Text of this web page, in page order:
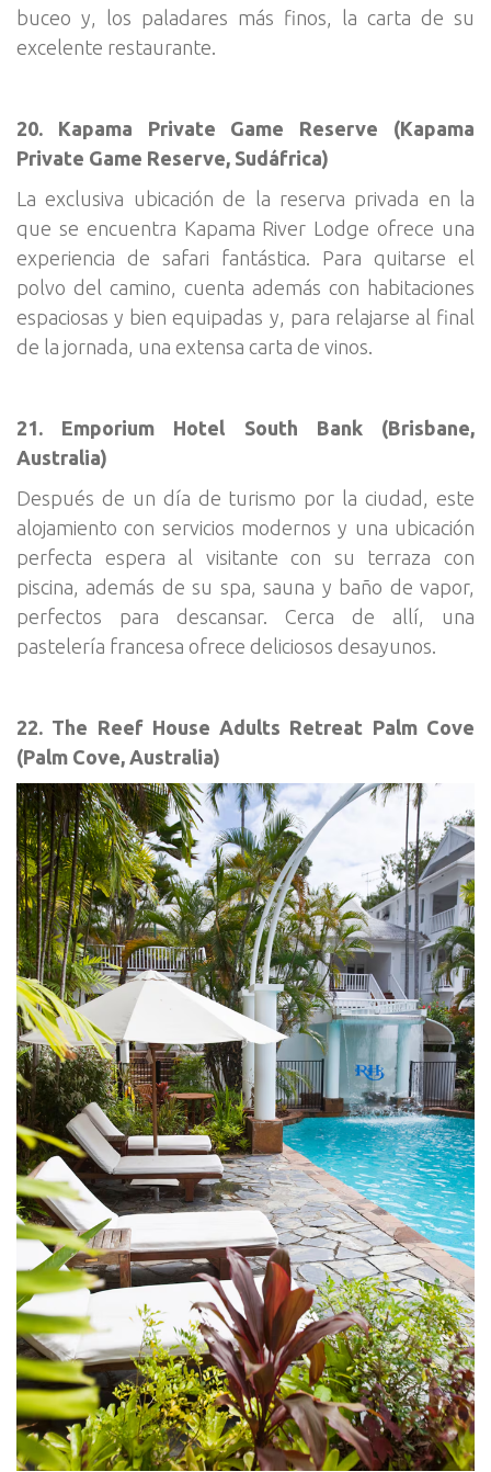
buceo y, los paladares más finos, la carta de su
excelente restaurante.
20. Kapama Private Game Reserve (Kapama
Private Game Reserve, Sudáfrica)
La exclusiva ubicación de la reserva privada en la
que se encuentra Kapama River Lodge ofrece una
experiencia de safari fantástica. Para quitarse el
polvo del camino, cuenta además con habitaciones
espaciosas y bien equipadas y, para relajarse al final
de la jornada, una extensa carta de vinos.
21. Emporium Hotel South Bank (Brisbane,
Australia)
Después de un día de turismo por la ciudad, este
alojamiento con servicios modernos y una ubicación
perfecta espera al visitante con su terraza con
piscina, además de su spa, sauna y baño de vapor,
perfectos para descansar. Cerca de allí, una
pastelería francesa ofrece deliciosos desayunos.
22. The Reef House Adults Retreat Palm Cove
(Palm Cove, Australia)